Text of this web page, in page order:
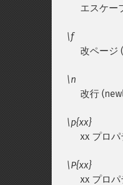
エスケー
\f
改ページ
\n
改行
\p{xx}
xx プロ
\P{xx}
xx プロ